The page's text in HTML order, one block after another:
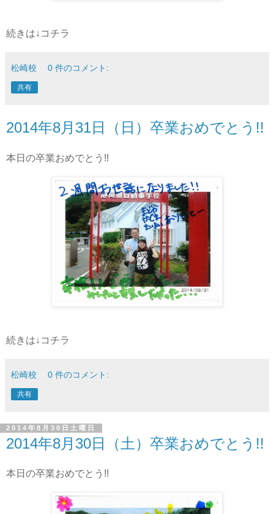
続きは↓コチラ
松崎校 0 件のコメント:
共有
2014年8月31日（日）卒業おめでとう!!
本日の卒業おめでとう!!
続きは↓コチラ
松崎校 0 件のコメント:
共有
2014年8月30日土曜日
2014年8月30日（土）卒業おめでとう!!
本日の卒業おめでとう!!